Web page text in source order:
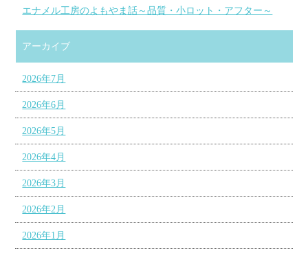
エナメル工房のよもやま話～品質・小ロット・アフター～
アーカイブ
2026年7月
2026年6月
2026年5月
2026年4月
2026年3月
2026年2月
2026年1月